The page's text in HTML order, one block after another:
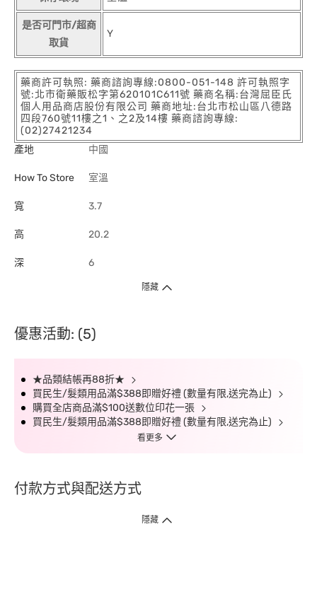
是否可門市/超商
取貨
Y
藥商許可執照: 藥商諮詢專線:0800-051-148 許可執照字
號:北市衛藥販松字第620101C611號 藥商名稱:台灣屈臣氏
個人用品商店股份有限公司 藥商地址:台北市松山區八德路
四段760號11樓之1、之2及14樓 藥商諮詢專線:
(02)27421234
產地
中國
How To Store 室溫
寬 3.7
高 20.2
深 6
隱藏
優惠活動: (5)
★品類結帳再88折★
買民生/髮類用品滿$388即贈好禮 (數量有限,送完為止)
購買全店商品滿$100送數位印花一張
買民生/髮類用品滿$388即贈好禮 (數量有限,送完為止)
看更多
付款方式與配送方式
隱藏